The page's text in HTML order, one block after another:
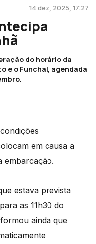
14 dez, 2025, 17:27
do horário da
e o Funchal, agendada
em causa a
embarcação.
estava prevista
as 11h30 do
ainda que